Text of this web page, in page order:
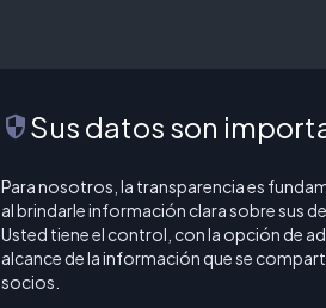
securitySus datos son
Para nosotros, la transparencia es
al brindarle información clara sobre sus
Usted tiene el control, con la opción de
alcance de la información que se
socios.